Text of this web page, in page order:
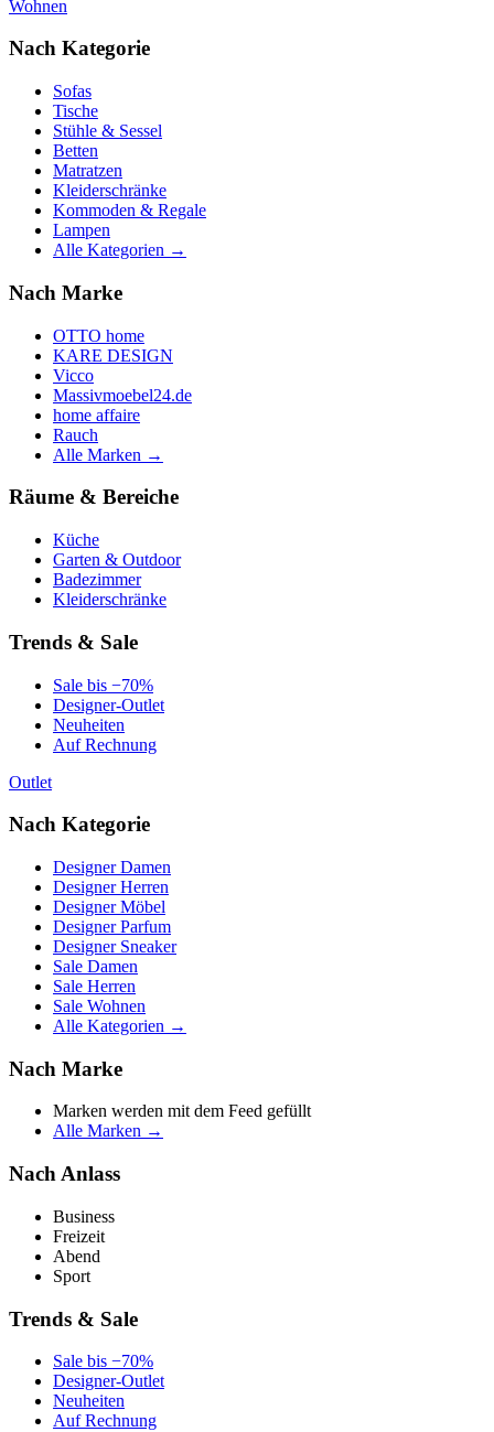
Wohnen
Nach Kategorie
Sofas
Tische
Stühle & Sessel
Betten
Matratzen
Kleiderschränke
Kommoden & Regale
Lampen
Alle Kategorien →
Nach Marke
OTTO home
KARE DESIGN
Vicco
Massivmoebel24.de
home affaire
Rauch
Alle Marken →
Räume & Bereiche
Küche
Garten & Outdoor
Badezimmer
Kleiderschränke
Trends & Sale
Sale bis −70%
Designer-Outlet
Neuheiten
Auf Rechnung
Outlet
Nach Kategorie
Designer Damen
Designer Herren
Designer Möbel
Designer Parfum
Designer Sneaker
Sale Damen
Sale Herren
Sale Wohnen
Alle Kategorien →
Nach Marke
Marken werden mit dem Feed gefüllt
Alle Marken →
Nach Anlass
Business
Freizeit
Abend
Sport
Trends & Sale
Sale bis −70%
Designer-Outlet
Neuheiten
Auf Rechnung